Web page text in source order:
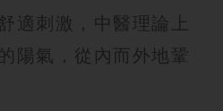
適刺激，中醫理論上
陽氣，從內而外地鞏